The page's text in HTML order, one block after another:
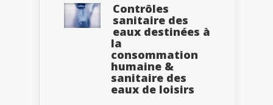
Contrôles
sanitaire des
eaux destinées à
la
consommation
humaine &
sanitaire des
eaux de loisirs